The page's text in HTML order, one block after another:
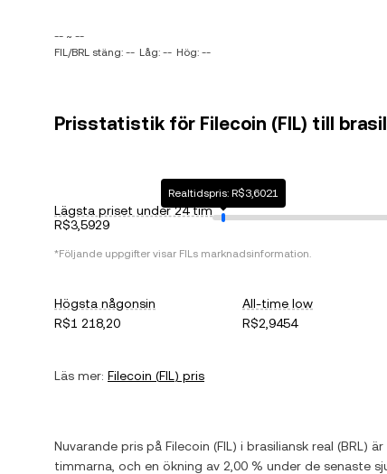
-- ~ --
FIL/BRL stäng: -- Låg: -- Hög: --
Prisstatistik för Filecoin (FIL) till
Lägsta priset under 24 tim
R$3,5929
Realtidspris: R$3,6021
*Följande uppgifter visar FILs marknadsinformation.
Högsta någonsin
R$1 218,20
All-time low
R$2,9454
Läs mer: Filecoin (FIL) pris
Nuvarande pris på Filecoin (FIL ) i brasiliansk real (BRL ) är
timmarna, och en ökning av 2,00 % under de senaste